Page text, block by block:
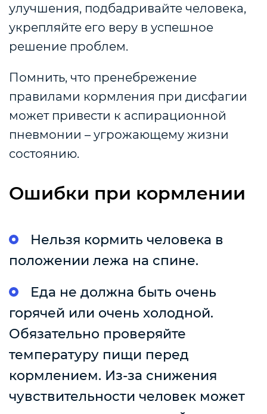
улучшения, подбадривайте человека,
укрепляйте его веру в успешное
решение проблем.
Помнить, что пренебрежение
правилами кормления при дисфагии
может привести к аспирационной
пневмонии – угрожающему жизни
состоянию.
Ошибки при кормлении
Нельзя кормить человека в
положении лежа на спине.
Еда не должна быть очень
горячей или очень холодной.
Обязательно проверяйте
температуру пищи перед
кормлением. Из-за снижения
чувствительности человек может